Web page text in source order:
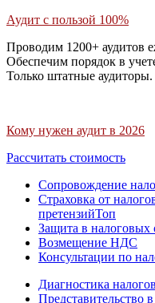
Аудит с пользой 100%
Проводим 1200+ аудитов
Обеспечим порядок в
Только штатные аудиторы.
Кому нужен аудит в 2026
Рассчитать стоимость
Сопровождение
Страховка от
претензийТоп
Защита в налоговых
Возмещение НДС
Консультации по
Диагностика
Представительство в